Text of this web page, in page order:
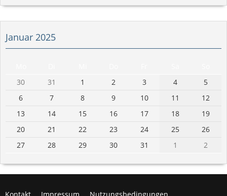
Januar 2025
30
31 1 2 3 4
5
6
7 8 9 10 11
12
13
14 15 16 17 18
19
20
21 22 23 24 25
26
27
28 29 30 31 1 2